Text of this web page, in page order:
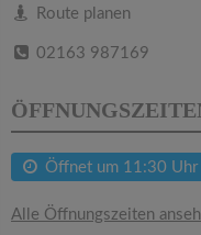
Route planen
02163 987169
Öffnet um 11:30 Uhr
Alle Öffnungszeiten
a
t